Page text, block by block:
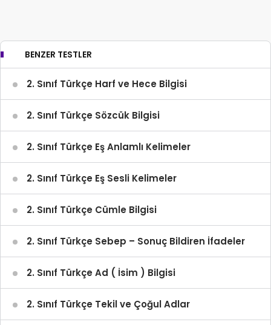
BENZER TESTLER
2. Sınıf Türkçe Harf ve Hece Bilgisi
2. Sınıf Türkçe Sözcük Bilgisi
2. Sınıf Türkçe Eş Anlamlı Kelimeler
2. Sınıf Türkçe Eş Sesli Kelimeler
2. Sınıf Türkçe Cümle Bilgisi
2. Sınıf Türkçe Sebep – Sonuç Bildiren İfadeler
2. Sınıf Türkçe Ad ( İsim ) Bilgisi
2. Sınıf Türkçe Tekil ve Çoğul Adlar